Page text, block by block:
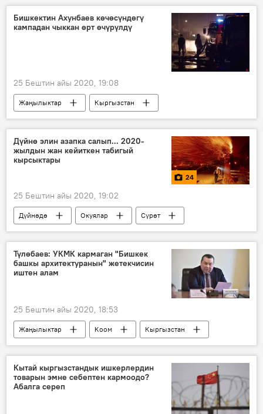
Камчыбек Ташиев
тергөө абагы
Алмазбек Атамбаевдин кармалышы
Бишкектин Ахунбаев көчөсүндөгү
кампадан чыккан өрт өчүрүлдү
25 Бештин айы 2020, 19:08
Жаңылыктар
Кыргызстан
Окуялар
Бишкек
өрт
өчүрүү
Дүйнө элин азапка салып... 2020-
жылдын жан кейиткен табигый
кырсыктары
24
25 Бештин айы 2020, 19:02
Дүйнөдө Окуялар
Сүрөт
Мультимедиа
табигый кырсык
сел
жер титирөө
вулкан
Сүрөт түрмөк
Түлөбаев: УКМК кармаган "Бишкек
башкы архитектуранын" жетекчисин
иштен алам
25 Бештин айы 2020, 18:53
Жаңылыктар Коом
Кыргызстан
УКМК
кармоо
коррупция
кызматтан алуу
Кытай кыргызстандык ишкерлердин
товарын эмне себептен кармоодо?
Абалга сереп